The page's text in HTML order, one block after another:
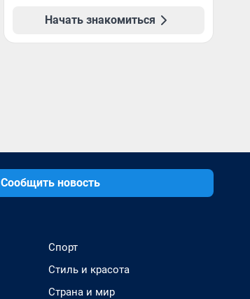
Начать знакомиться
Сообщить новость
Спорт
Стиль и красота
Страна и мир